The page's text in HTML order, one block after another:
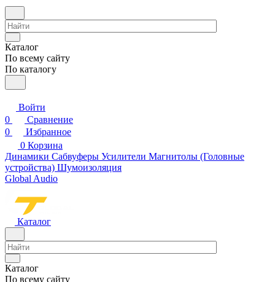
Каталог
По всему сайту
По каталогу
Войти
0
Сравнение
0
Избранное
0 Корзина
Динамики Сабвуферы Усилители Магнитолы (Головные
устройства) Шумоизоляция
Global Audio
Каталог
Каталог
По всему сайту